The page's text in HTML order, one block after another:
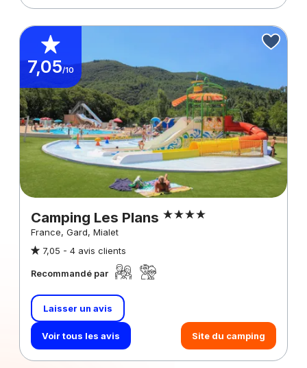
7,05/10
Camping Les Plans
France, Gard, Mialet
7,05 - 4 avis clients
Recommandé par
Laisser un avis
Voir tous les avis Site du camping